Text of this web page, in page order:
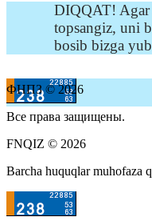
DIQQAT! Agar
topsangiz, uni
bosib bizga
ФНПЗ © 2026
Все права защищены.
FNQIZ © 2026
Barcha huquqlar muhofaza